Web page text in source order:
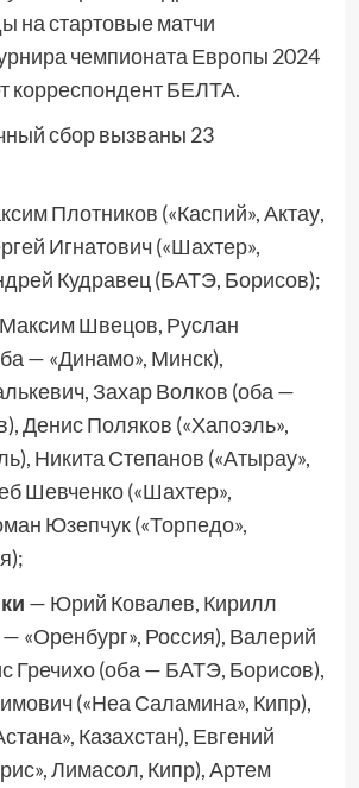
на стартовые матчи
чемпионата Европы 2024
корреспондент БЕЛТА.
сбор вызваны 23
Плотников («Каспий», Актау,
Игнатович («Шахтер»,
Кудравец (БАТЭ, Борисов);
Швецов, Руслан
— «Динамо», Минск),
Захар Волков (оба —
Денис Поляков («Хапоэль»,
Никита Степанов («Атырау»,
Шевченко («Шахтер»,
Юзепчук («Торпедо»,
— Юрий Ковалев, Кирилл
«Оренбург», Россия), Валерий
Гречихо (оба — БАТЭ, Борисов),
(«Неа Саламина», Кипр),
Казахстан), Евгений
Лимасол, Кипр), Артем